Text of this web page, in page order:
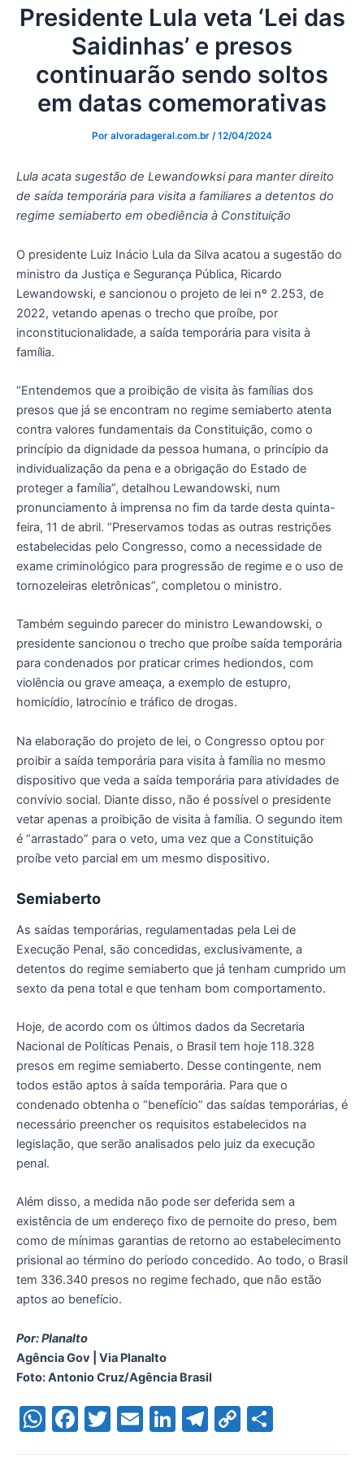
Presidente Lula veta ‘Lei das
Saidinhas’ e presos
continuarão sendo soltos
em datas comemorativas
Por alvoradageral.com.br /12/04/2024
Lula acata sugestão de Lewandowksi para manter direito
de saída temporária para visita a familiares a detentos do
regime semiaberto em obediência à Constituição
O presidente Luiz Inácio Lula da Silva acatou a sugestão do
ministro da Justiça e Segurança Pública, Ricardo
Lewandowski, e sancionou o projeto de lei nº 2.253, de
2022, vetando apenas o trecho que proíbe, por
inconstitucionalidade, a saída temporária para visita à
família.
“Entendemos que a proibição de visita às famílias dos
presos que já se encontram no regime semiaberto atenta
contra valores fundamentais da Constituição, como o
princípio da dignidade da pessoa humana, o princípio da
individualização da pena e a obrigação do Estado de
proteger a família”, detalhou Lewandowski, num
pronunciamento à imprensa no fim da tarde desta quinta-
feira, 11 de abril. “Preservamos todas as outras restrições
estabelecidas pelo Congresso, como a necessidade de
exame criminológico para progressão de regime e o uso de
tornozeleiras eletrônicas”, completou o ministro.
Também seguindo parecer do ministro Lewandowski, o
presidente sancionou o trecho que proíbe saída temporária
para condenados por praticar crimes hediondos, com
violência ou grave ameaça, a exemplo de estupro,
homicídio, latrocínio e tráfico de drogas.
Na elaboração do projeto de lei, o Congresso optou por
proibir a saída temporária para visita à família no mesmo
dispositivo que veda a saída temporária para atividades de
convívio social. Diante disso, não é possível o presidente
vetar apenas a proibição de visita à família. O segundo item
é “arrastado” para o veto, uma vez que a Constituição
proíbe veto parcial em um mesmo dispositivo.
Semiaberto
As saídas temporárias, regulamentadas pela Lei de
Execução Penal, são concedidas, exclusivamente, a
detentos do regime semiaberto que já tenham cumprido um
sexto da pena total e que tenham bom comportamento.
Hoje, de acordo com os últimos dados da Secretaria
Nacional de Políticas Penais, o Brasil tem hoje 118.328
presos em regime semiaberto. Desse contingente, nem
todos estão aptos à saída temporária. Para que o
condenado obtenha o “benefício” das saídas temporárias, é
necessário preencher os requisitos estabelecidos na
legislação, que serão analisados pelo juiz da execução
penal.
Além disso, a medida não pode ser deferida sem a
existência de um endereço fixo de pernoite do preso, bem
como de mínimas garantias de retorno ao estabelecimento
prisional ao término do período concedido. Ao todo, o Brasil
tem 336.340 presos no regime fechado, que não estão
aptos ao benefício.
Por: Planalto
Agência Gov | Via Planalto
Foto: Antonio Cruz/Agência Brasil
W F
T
E
Li T
C